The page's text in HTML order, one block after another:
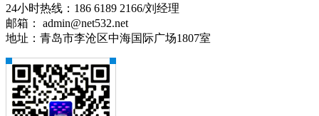
24小时热线：186 6189 2166/刘经理
邮箱： admin@net532.net
地址：青岛市李沧区中海国际广场1807室